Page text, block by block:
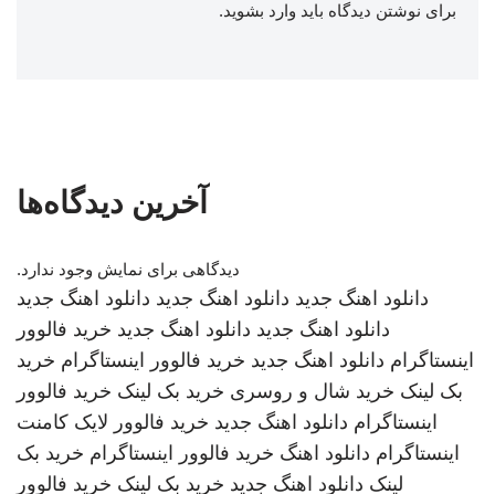
برای نوشتن دیدگاه باید وارد بشوید.
آخرین دیدگاه‌ها
دیدگاهی برای نمایش وجود ندارد.
دانلود اهنگ جدید دانلود اهنگ جدید دانلود اهنگ جدید
دانلود اهنگ جدید دانلود اهنگ جدید خرید فالوور
اینستاگرام دانلود اهنگ جدید خرید فالوور اینستاگرام خرید
بک لینک خرید شال و روسری خرید بک لینک خرید فالوور
اینستاگرام دانلود اهنگ جدید خرید فالوور لایک کامنت
اینستاگرام دانلود اهنگ خرید فالوور اینستاگرام خرید بک
لینک دانلود اهنگ جدید خرید بک لینک خرید فالوور